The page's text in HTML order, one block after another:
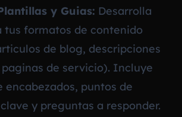
y Guias: Desarrolla
tus formatos de contenido
de blog, descripciones
de servicio). Incluye
encabezados, puntos de
y preguntas a responder.